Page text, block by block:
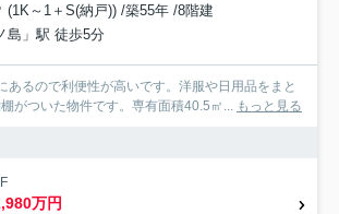
(1K～1＋S(納戸)) /築55年 /8階建
島」駅 徒歩5分
あるので利便性が高いです。洋服や日用品をまと
がついた物件です。専有面積40.5㎡... もっと見る
万円